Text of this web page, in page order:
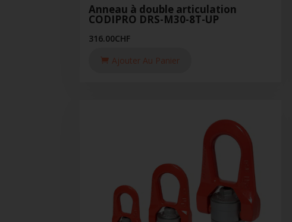
Anneau à double articulation
CODIPRO DRS-M30-8T-UP
316.00CHF
Ajouter Au Panier